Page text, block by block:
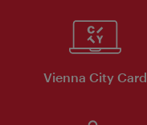
Vienna City Card